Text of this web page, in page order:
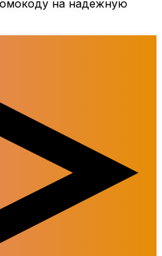
на надежную